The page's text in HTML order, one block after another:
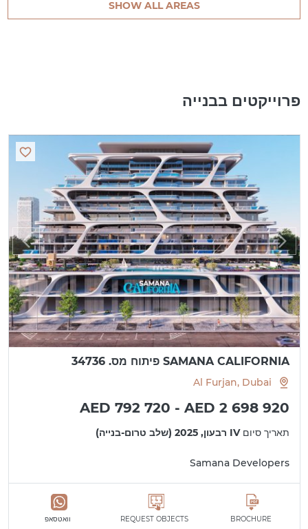
SHOW ALL AREAS
פרוייקטים בבנייה
SAMANA CALIFORNIA פיתוח מס. 34736
Al Furjan, Dubai
AED 792 720 - AED 2 698 920
תאריך סיוםIV רבעון, 2025 (שלב טרום-בנייה)
Samana Developers
BROCHURE
REQUEST OBJECTS וואטסאפ